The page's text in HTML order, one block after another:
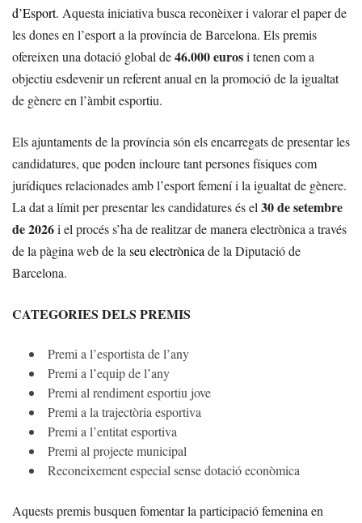
d’Esport. Aquesta iniciativa busca reconèixer i valorar el paper de
les dones en l’esport a la província de Barcelona. Els premis
ofereixen una dotació global de46.000 eurosi tenen com a
objectiu esdevenir un referent anual en la promoció de la igualtat
de gènere en l’àmbit esportiu.
Els ajuntaments de la província són els encarregats de presentar les
candidatures, que poden incloure tant persones físiques com
jurídiques relacionades amb l’esport femení i la igualtat de gènere.
La dat a límit per presentar les candidatures és el 30 de setembre
de 2026i el procés s’ha de realitzar de manera electrònica a través
de la pàgina web de la seu electrònica de la Diputació de
Barcelona.
CATEGORIES DELS PREMIS
Premi a l’esportista de l’any
Premi a l’equip de l’any
Premi al rendiment esportiu jove
Premi a la trajectòria esportiva
Premi a l’entitat esportiva
Premi al projecte municipal
Reconeixement especial sense dotació econòmica
Aquests premis busquen fomentar la participació femenina en